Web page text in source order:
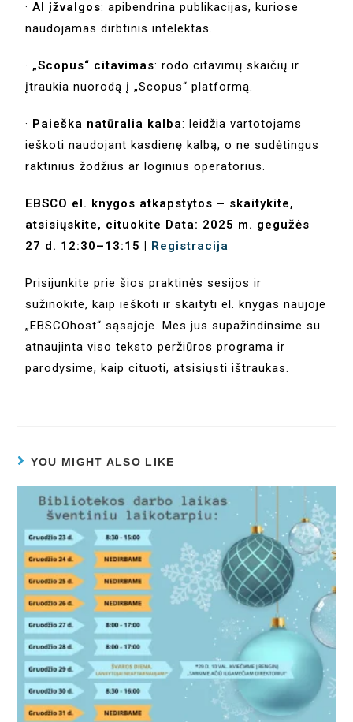
·AI įžvalgos: apibendrina publikacijas, kuriose
naudojamas dirbtinis intelektas.
· „Scopus“ citavimas: rodo citavimų skaičių ir
įtraukia nuorodą į „Scopus“ platformą.
· Paieška natūralia kalba: leidžia vartotojams
ieškoti naudojant kasdienę kalbą, o ne sudėtingus
raktinius žodžius ar loginius operatorius.
EBSCO el. knygos atkapstytos – skaitykite,
atsisiųskite, cituokite Data: 2025 m. gegužės
27 d. 12:30–13:15 | Registracija
Prisijunkite prie šios praktinės sesijos ir
sužinokite, kaip ieškoti ir skaityti el. knygas naujoje
„EBSCOhost“ sąsajoje. Mes jus supažindinsime su
atnaujinta viso teksto peržiūros programa ir
parodysime, kaip cituoti, atsisiųsti ištraukas.
YOU MIGHT ALSO LIKE